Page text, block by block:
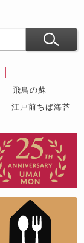
飛鳥の蘇
江戸前ちば海苔